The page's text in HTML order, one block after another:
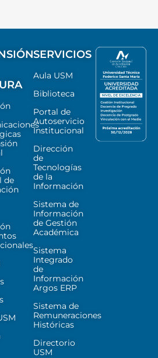
de
SERVICIOS
Aula USM
Biblioteca
Portal de
Autoservicio
Institucional
Dirección
de
Tecnologías
de la
Información
Sistema de
Información
de Gestión
Académica
Sistema
Integrado
de
Información
Argos ERP
Sistema de
Remuneraciones
Históricas
Directorio
USM